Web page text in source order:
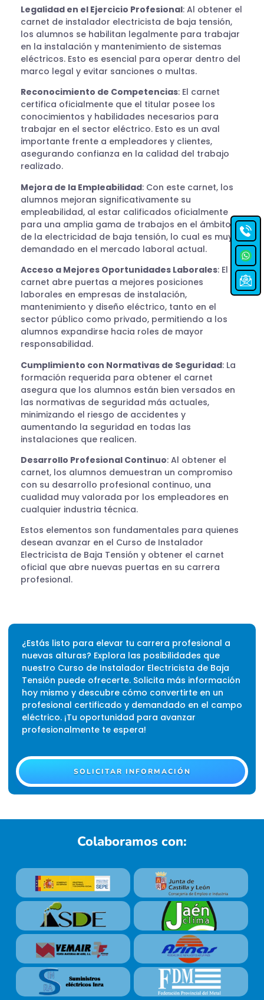
Legalidad en el Ejercicio Profesional: Al obtener el
carnet de instalador electricista de baja tensión,
los alumnos se habilitan legalmente para trabajar
en la instalación y mantenimiento de sistemas
eléctricos. Esto es esencial para operar dentro del
marco legal y evitar sanciones o multas.
Reconocimiento de Competencias: El carnet
certifica oficialmente que el titular posee los
conocimientos y habilidades necesarios para
trabajar en el sector eléctrico. Esto es un aval
importante frente a empleadores y clientes,
asegurando confianza en la calidad del trabajo
realizado.
Mejora de la Empleabilidad: Con este carnet, los
alumnos mejoran significativamente su
empleabilidad, al estar calificados oficialmente
para una amplia gama de trabajos en el ámbito
de la electricidad de baja tensión, lo cual es muy
demandado en el mercado laboral actual.
Acceso a Mejores Oportunidades Laborales: El
carnet abre puertas a mejores posiciones
laborales en empresas de instalación,
mantenimiento y diseño eléctrico, tanto en el
sector público como privado, permitiendo a los
alumnos expandirse hacia roles de mayor
responsabilidad.
Cumplimiento con Normativas de Seguridad: La
formación requerida para obtener el carnet
asegura que los alumnos están bien versados en
las normativas de seguridad más actuales,
minimizando el riesgo de accidentes y
aumentando la seguridad en todas las
instalaciones que realicen.
Desarrollo Profesional Continuo: Al obtener el
carnet, los alumnos demuestran un compromiso
con su desarrollo profesional continuo, una
cualidad muy valorada por los empleadores en
cualquier industria técnica.
Estos elementos son fundamentales para quienes
desean avanzar en el Curso de Instalador
Electricista de Baja Tensión y obtener el carnet
oficial que abre nuevas puertas en su carrera
profesional.
¿Estás listo para elevar tu carrera profesional a
nuevas alturas? Explora las posibilidades que
nuestro Curso de Instalador Electricista de Baja
Tensión puede ofrecerte. Solicita más información
hoy mismo y descubre cómo convertirte en un
profesional certificado y demandado en el campo
eléctrico. ¡Tu oportunidad para avanzar
profesionalmente te espera!
SOLICITAR INFORMACIÓN
Colaboramos con: